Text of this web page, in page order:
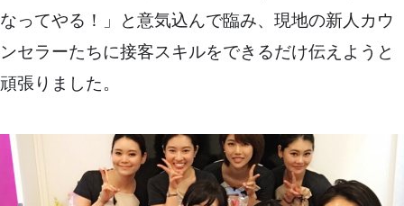
なってやる！」と意気込んで臨み、現地の新人カウ
ンセラーたちに接客スキルをできるだけ伝えようと
頑張りました。